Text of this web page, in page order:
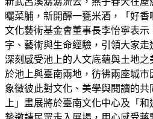
曬菜脯，新開醰一甕米酒，「好
文化藝術基金會董事長李怡寧表
字、藝術與生命經驗，引領大家
深刻感受池上的人文底蘊與土地
於池上與臺南兩地，彷彿兩座城
象徵彼此對文化、美學與閱讀的
上」畫展將於臺南文化中心及「